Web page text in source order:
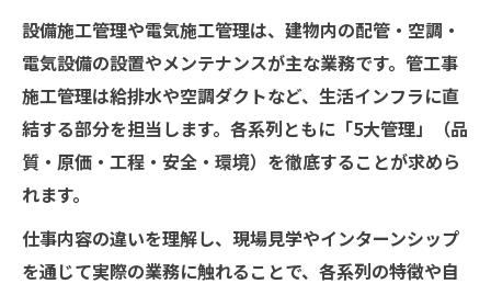
設備施工管理や電気施工管理は、建物内の配管・空調・
電気設備の設置やメンテナンスが主な業務です。管工事
施工管理は給排水や空調ダクトなど、生活インフラに直
結する部分を担当します。各系列ともに「5大管理」（品
質・原価・工程・安全・環境）を徹底することが求めら
れます。
仕事内容の違いを理解し、現場見学やインターンシップ
を通じて実際の業務に触れることで、各系列の特徴や自